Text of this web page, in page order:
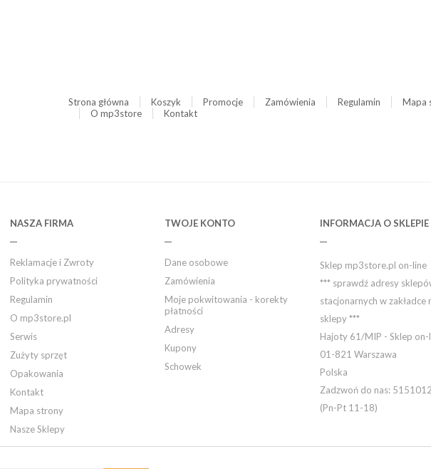
Strona główna Koszyk Promocje Zamówienia Regulamin Mapa
O mp3store
Kontakt
NASZA FIRMA
Reklamacje i Zwroty
Polityka prywatności
Regulamin
O mp3store.pl
Serwis
Zużyty sprzęt
Opakowania
Kontakt
Mapa strony
Nasze Sklepy
TWOJE KONTO
Dane osobowe
Zamówienia
Moje pokwitowania - korekty
płatności
Adresy
Kupony
Schowek
INFORMACJA O SKLEPIE
Sklep mp3store.pl on-line
*** sprawdź adresy
stacjonarnych w zakładce
sklepy ***
Hajoty 61/MIP - Sklep on-
01-821 Warszawa
Polska
Zadzwoń do nas:
(Pn-Pt 11-18)